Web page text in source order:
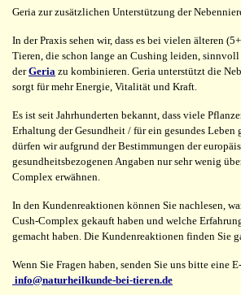
Geria zur zusätzlichen Unterstützung der
In der Praxis sehen wir, dass es bei vielen älteren
Tieren, die schon lange an Cushing leiden,
derGeria zu kombinieren. Geria unterstützt die
sorgt für mehr Energie, Vitalität und Kraft.
Es ist seit Jahrhunderten bekannt, dass viele
Erhaltung der Gesundheit / für ein gesundes Leben
dürfen wir aufgrund der Bestimmungen der
gesundheitsbezogenen Angaben nur sehr wenig
Complex erwähnen.
In den Kundenreaktionen können Sie nachlesen,
Cush-Complex gekauft haben und welche
gemacht haben. Die Kundenreaktionen finden Sie
Wenn Sie Fragen haben, senden Sie uns bitte eine
info@naturheilkunde-bei-tieren.de